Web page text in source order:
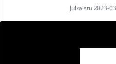
Julkaistu 2023-